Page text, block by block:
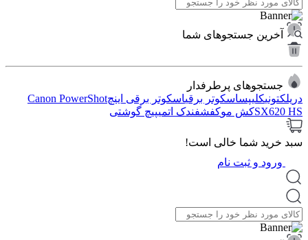
آخرین جستجوهای شما
جستجوهای پرطرفدار
دریلکتونیکلیپساسکوتر برقیاسکوتر برقی اینچCanon PowerShot
SX620 HSکش موکفشفندک اتمیپیچ گوشتی
سبد خرید شما خالی است!
ورود و ثبت نام